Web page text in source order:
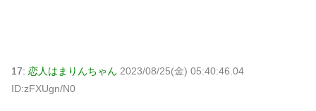
17: 恋人はまりんちゃん 2023/08/25(金) 05:40:46.04
ID:zFXUgn/N0